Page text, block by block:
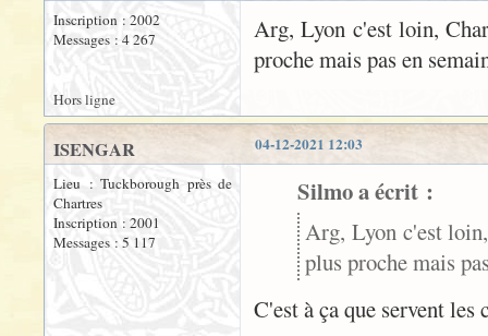
Inscription : 2002
Messages : 4 267
Arg, Lyon c'est loin,
proche mais pas en
Hors ligne
04-12-2021 12:03
ISENGAR
Lieu : Tuckborough près de
Chartres
Inscription : 2001
Messages : 5 117
Silmo a écrit :
Arg, Lyon c'est
plus proche mais
C'est à ça que servent